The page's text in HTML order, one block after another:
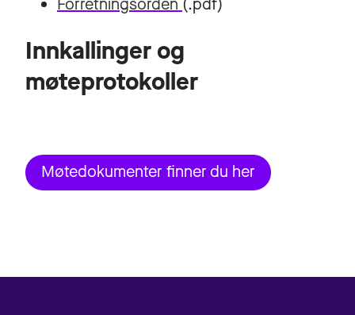
Innkallinger og
møteprotokoller
Møtedokumenter finner du her